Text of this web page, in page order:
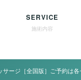
SERVICE
施術内容
サージ［全国版］ご予約は